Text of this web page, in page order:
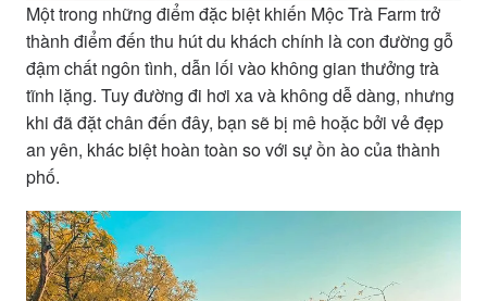
Một trong những điểm đặc biệt khiến Mộc Trà Farm trở
thành điểm đến thu hút du khách chính là con đường gỗ
đậm chất ngôn tình, dẫn lối vào không gian thưởng trà
tĩnh lặng. Tuy đường đi hơi xa và không dễ dàng, nhưng
khi đã đặt chân đến đây, bạn sẽ bị mê hoặc bởi vẻ đẹp
an yên, khác biệt hoàn toàn so với sự ồn ào của thành
phố.